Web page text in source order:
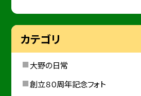
カテゴリ
大野の日常
創立８０周年記念フォト